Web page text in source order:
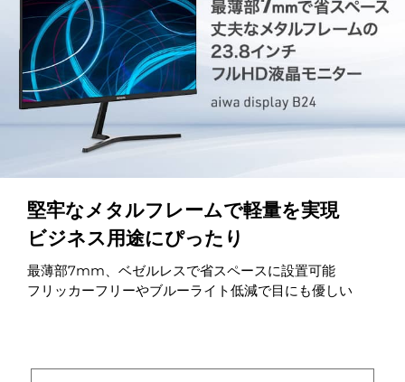
堅牢なメタルフレームで軽量を実現
ビジネス用途にぴったり
最薄部7mm、ベゼルレスで省スペースに設置可能
フリッカーフリーやブルーライト低減で目にも優しい